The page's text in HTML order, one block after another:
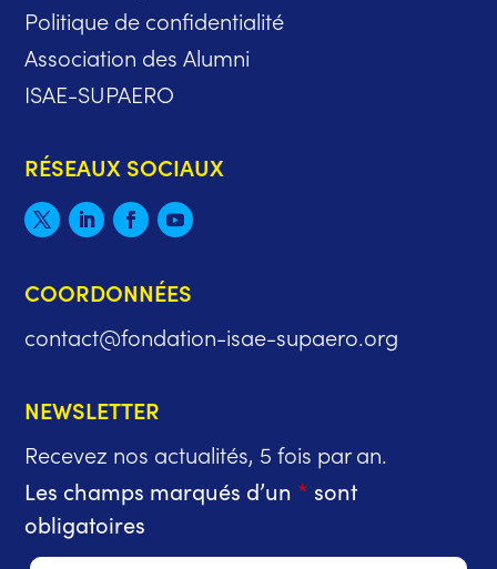
Politique de confidentialité
Association des Alumni
ISAE-SUPAERO
RÉSEAUX SOCIAUX
COORDONNÉES
contact@fondation-isae-supaero.org
NEWSLETTER
Recevez nos actualités, 5 fois par an.
Les champs marqués d’un * sont
obligatoires